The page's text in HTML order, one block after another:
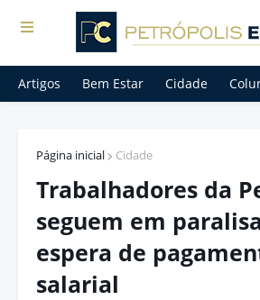
Artigos Bem Estar Cidade
Página inicial Cidade
Trabalhadores da
seguem em
espera de
salarial